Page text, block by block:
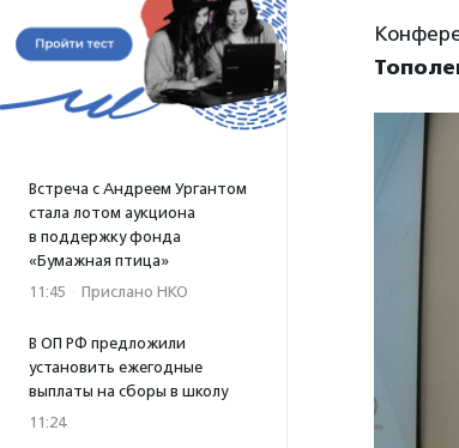
Встреча с Андреем Ургантом
стала лотом аукциона
в поддержку фонда
«Бумажная птица»
11:45 · Прислано НКО
В ОП РФ предложили
установить ежегодные
выплаты на сборы в школу
11:24